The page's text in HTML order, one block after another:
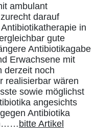
ambulant
darauf
in
gute
Antibiotikagabe
Erwachsene mit
derzeit noch
realisierbar wären
sowie möglichst
angesichts
Antibiotika
bitte Artikel